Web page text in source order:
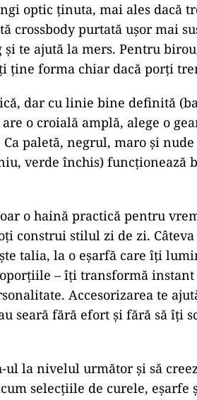
optic ținuta, mai ales dacă
crossbody purtată ușor mai
te ajută la mers. Pentru
ține forma chiar dacă porți
dar cu linie bine definită
o croială amplă, alege o
Ca paletă, negrul, maro și
verde închis) funcționează
o haină practică pentru
construi stilul zi de zi.
talia, la o eșarfă care îți
– îți transformă
Accesorizarea te
seară fără efort și fără să îți
la nivelul următor și să
selecțiile de curele, eșarfe